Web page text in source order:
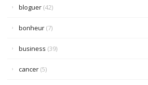
bloguer (42)
bonheur (7)
business (39)
cancer (5)